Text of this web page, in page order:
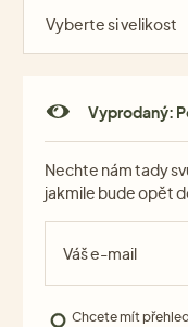
Vyberte si velikost
Vyprodaný:
Nechte nám tady
jakmile bude opět
Chcete mít